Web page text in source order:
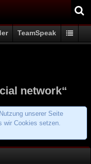
TeamSpeak
network“
unserer Seite
wir Cookies setzen.